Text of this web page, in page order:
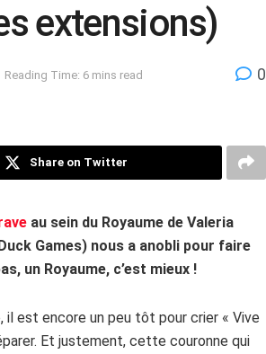
extensions)
Reading Time: 6 mins read 0
Share on Twitter
au sein du Royaume de Valeria
Games) nous a anobli pour faire
un Royaume, c’est mieux !
il est encore un peu tôt pour crier « Vive
Et justement, cette couronne qui